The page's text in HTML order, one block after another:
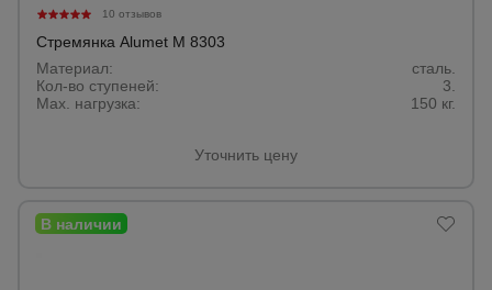
10 отзывов
Стремянка Alumet M 8303
Материал:
сталь.
Кол-во ступеней:
3.
Max. нагрузка:
150 кг.
Уточнить цену
Опалубка